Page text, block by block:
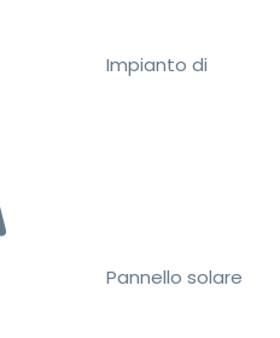
Impianto di
Pannello solare